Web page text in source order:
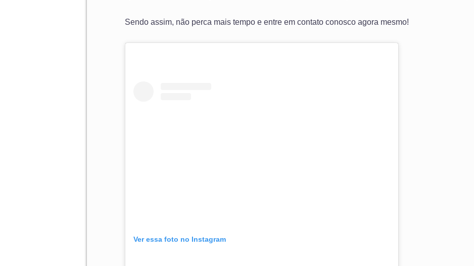
Sendo assim, não perca mais tempo e entre em contato conosco agora mesmo!
Ver essa foto no Instagram